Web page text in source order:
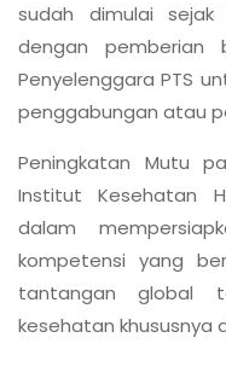
sudah dimulai
dengan pemberian
Penyelenggara PTS
penggabungan atau
Peningkatan Mutu
Institut Kesehatan
dalam
kompetensi yang
tantangan global
kesehatan khususnya